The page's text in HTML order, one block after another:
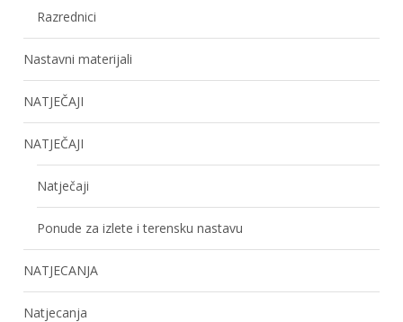
Razrednici
Nastavni materijali
NATJEČAJI
NATJEČAJI
Natječaji
Ponude za izlete i terensku nastavu
NATJECANJA
Natjecanja